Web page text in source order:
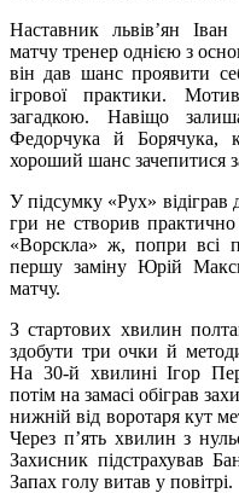
Наставник львів’ян
матчу тренер однією з
він дав шанс проявити
ігрової практики.
загадкою. Навіщо
Федорчука й Борячука,
хороший шанс зачепитися
У підсумку «Рух» відіграв
гри не створив практично
«Ворскла» ж, попри всі
першу заміну Юрій
матчу.
З стартових хвилин
здобути три очки й
На 30-й хвилині Ігор
потім на замасі обіграв
нижній від воротаря кут
Через п’ять хвилин з
Захисник підстрахував
Запах голу витав у повітрі.